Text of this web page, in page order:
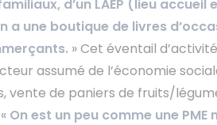
d’un LAEP (lieu accueil
une boutique de livres
» Cet éventail
assumé de l’économie
vente de paniers de fruits/
On est un peu comme une PME